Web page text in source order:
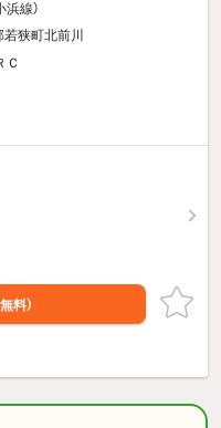
浜線）
狭町北前川
Ｃ
無料）